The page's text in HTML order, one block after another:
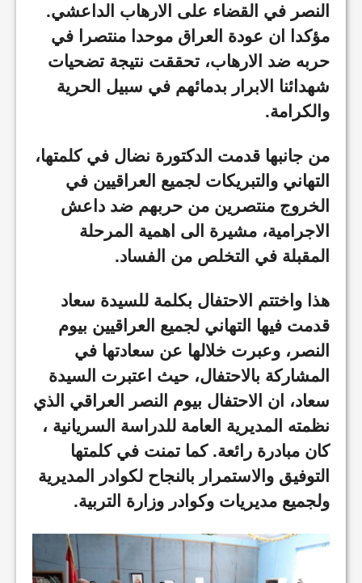
النصر في القضاء على الارهاب الداعشي.
مؤكدا ان عودة العراق موحدا منتصرا في
حربه ضد الارهاب، تحققت نتيجة تضحيات
شهدائنا الابرار بدمائهم في سبيل الحرية
والكرامة.
من جانبها قدمت الدكتورة نضال في كلمتها،
التهاني والتبريكات لجميع العراقيين في
الخروج منتصرين من حربهم ضد داعش
الاجرامية، مشيرة الى اهمية المرحلة
المقبلة في التخلص من الفساد.
هذا واختتم الاحتفال بكلمة للسيدة سعاد
قدمت فيها التهاني لجميع العراقيين بيوم
النصر، وعبرت خلالها عن سعادتها في
المشاركة بالاحتفال، حيث اعتبرت السيدة
سعاد، ان الاحتفال بيوم النصر العراقي الذي
نظمته المديرية العامة للدراسة السريانية ،
كان مبادرة رائعة. كما تمنت في كلمتها
التوفيق والاستمرار بالنجاح لكوادر المديرية
ولجميع مديريات وكوادر وزارة التربية.